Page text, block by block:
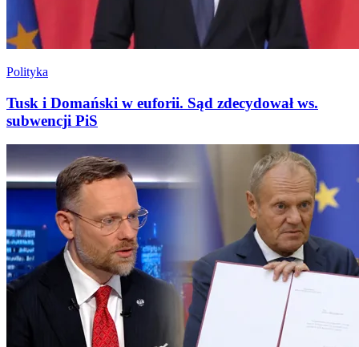
Polityka
Tusk i Domański w euforii. Sąd zdecydował ws.
subwencji PiS